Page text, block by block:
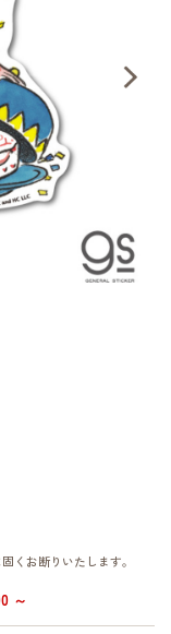
くお断りいたします。
～